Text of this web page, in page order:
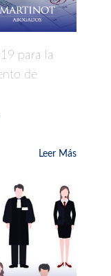
para la
de
Leer Más